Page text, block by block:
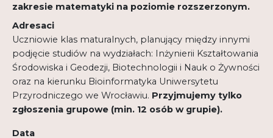
zakresie matematyki na poziomie rozszerzonym.
Adresaci
Uczniowie klas maturalnych, planujący między innymi
podjęcie studiów na wydziałach: Inżynierii Kształtowania
Środowiska i Geodezji, Biotechnologii i Nauk o Żywności
oraz na kierunku Bioinformatyka Uniwersytetu
Przyrodniczego we Wrocławiu. Przyjmujemy tylko
zgłoszenia grupowe (min. 12 osób w grupie).
Data